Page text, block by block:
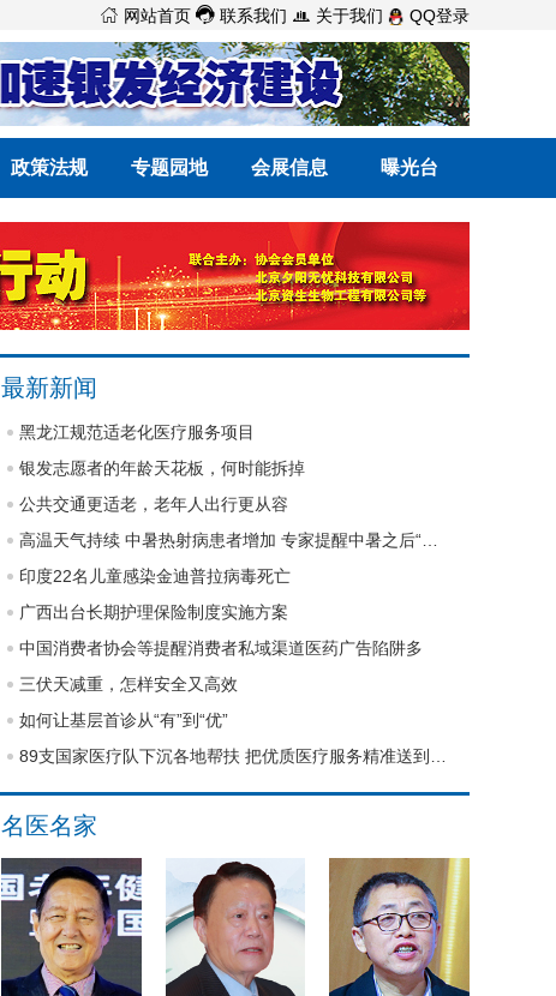
 网站首页  联系我们  关于我们 QQ登录
政策法规 专题园地 会展信息 曝光台
最新新闻
黑龙江规范适老化医疗服务项目
银发志愿者的年龄天花板，何时能拆掉
公共交通更适老，老年人出行更从容
印度22名儿童感染金迪普拉病毒死亡
广西出台长期护理保险制度实施方案
中国消费者协会等提醒消费者私域渠道医药广告陷阱多
三伏天减重，怎样安全又高效
如何让基层首诊从“有”到“优”
名医名家